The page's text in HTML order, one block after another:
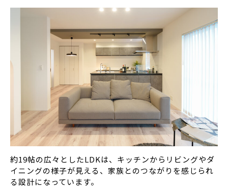
約19帖の広々としたLDKは、キッチンからリビングやダ
イニングの様子が見える、家族とのつながりを感じられ
る設計になっています。